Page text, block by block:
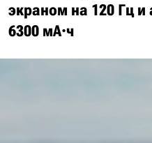
экраном на 120 Гц
6300 мА·ч